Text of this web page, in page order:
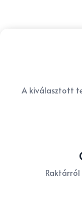
A kiválasztott